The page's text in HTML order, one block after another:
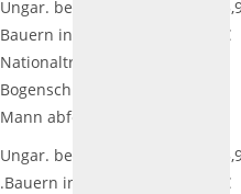
Ungar. bewaffn.
Bauern in
Nationaltracht,
Bogenschütze,
Mann abfeuernd
€
Ungar. bewaffn
.Bauern in
€